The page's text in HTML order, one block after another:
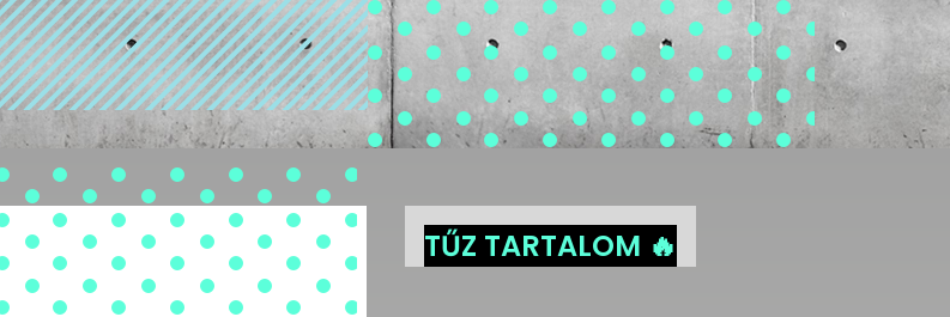
TŰZ TARTALOM 🔥